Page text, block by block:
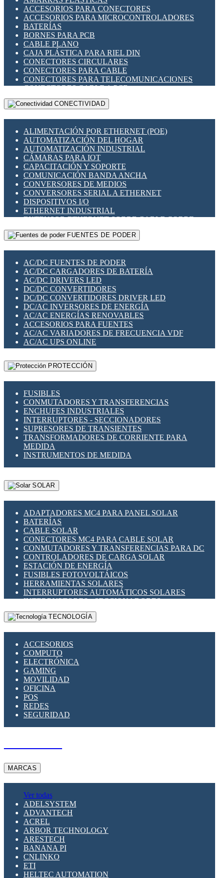
INDICADORES PARA PANEL
INTERFACES DE RELÉ
INTERRUPTORES FIN DE CARRERA
LLAVES CONMUTADORAS
MEDIDORES DE ENERGÍA Y TC'S DE CORRIENTE
MOTORES PASO A PASO
PANTALLAS HMI
PLC -CONTROLADORES LÓGICO PROGRAMABLES
PROGRAMADORES DE HORARIO
RELÉS DE PROTECCIÓN
SENSORES CAPACITIVOS
SENSORES INDUCTIVOS
TEMPORIZADORES
VARIACS
VARIADORES DE FRECUENCIA [VDF]
SECCIONADORES - INTERRUPTORES
MAQUINARIA
ACCESORIOS PARA CONECTORES
ACCESORIOS PARA MICROCONTROLADORES
BATERÍAS
BORNES PARA PCB
CABLE PLANO
CAJA PLÁSTICA PARA RIEL DIN
CONECTORES CIRCULARES
CONECTORES PARA CABLE
CONECTORES PARA TELECOMUNICACIONES
CONECTORES CABLE A PCB
CONECTORES PCB A CABLE
DIP SWITCHES
HERRAMIENTAS VARIAS
ILUMINACIÓN LED
INTERRUPTORES REED
INTERFACES DE RELÉ
OTROS RELÉS
PROTECCIÓN TÉRMICA
RELÉS AUTOMOTRICES
RELÉS DE SEÑAL
RELÉS DE ESTADO SÓLIDO SSR
RELÉS INDUSTRIALES
RELÉS MINIATURA DE POTENCIA
SENSORES MAGNÉTICOS
SWITCH Y MICROSWITCH
TARJETAS PI
UNIÓN Y DERIVACIÓN DE CABLE
CONECTIVIDAD
ALIMENTACIÓN POR ETHERNET (POE)
AUTOMATIZACIÓN DEL HOGAR
AUTOMATIZACIÓN INDUSTRIAL
CÁMARAS PARA IOT
CAPACITACIÓN Y SOPORTE
COMUNICACIÓN BANDA ANCHA
CONVERSORES DE MEDIOS
CONVERSORES SERIAL A ETHERNET
DISPOSITIVOS I/O
ETHERNET INDUSTRIAL
EXTENSOR ETHERNET SOBRE CABLE COBRE
GATEWAY LORAWAN
GESTIÓN DE REDES
PLACAS MODULARES IOT
SWITCHES Y REDES WIFI
SOLUCIONES IOT
SOLUCIONES LORAWAN
SOLUCIONES RED CELULAR
SEGURIDAD PARA REDES
SWITCHES LAN
TELEFONÍA IP (VOIP)
VIGILANCIA IP (CCTV)
MESHTASTIC
FUENTES DE PODER
AC/DC FUENTES DE PODER
AC/DC CARGADORES DE BATERÍA
AC/DC DRIVERS LED
DC/DC CONVERTIDORES
DC/DC CONVERTIDORES DRIVER LED
DC/AC INVERSORES DE ENERGÍA
AC/AC ENERGÍAS RENOVABLES
ACCESORIOS PARA FUENTES
AC/AC VARIADORES DE FRECUENCIA VDF
AC/AC UPS ONLINE
PROTECCIÓN
FUSIBLES
CONMUTADORES Y TRANSFERENCIAS
ENCHUFES INDUSTRIALES
INTERRUPTORES - SECCIONADORES
SUPRESORES DE TRANSIENTES
TRANSFORMADORES DE CORRIENTE PARA
MEDIDA
INSTRUMENTOS DE MEDIDA
SOLAR
ADAPTADORES MC4 PARA PANEL SOLAR
BATERÍAS
CABLE SOLAR
CONECTORES MC4 PARA CABLE SOLAR
CONMUTADORES Y TRANSFERENCIAS PARA DC
CONTROLADORES DE CARGA SOLAR
ESTACIÓN DE ENERGÍA
FUSIBLES FOTOVOLTÁICOS
HERRAMIENTAS SOLARES
INTERRUPTORES AUTOMÁTICOS SOLARES
INTERRUPTORES - SECCIONADORES
FOTOVOLTÁICOS
MONTAJE PANEL SOLAR
SUPRESOR DE TRANSIENTES SPDS PARA
APLICACIONES FOTOVOLTAICAS
TECNOLOGÍA
ACCESORIOS
COMPUTO
ELECTRÓNICA
GAMING
MOVILIDAD
OFICINA
POS
REDES
SEGURIDAD
MARCAS
Ver todas
ADELSYSTEM
ADVANTECH
ACREL
ARBOR TECHNOLOGY
ARESTECH
BANANA PI
CNLINKO
ETI
HELTEC AUTOMATION